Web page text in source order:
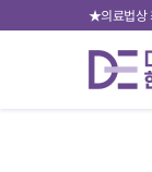
★의료법상